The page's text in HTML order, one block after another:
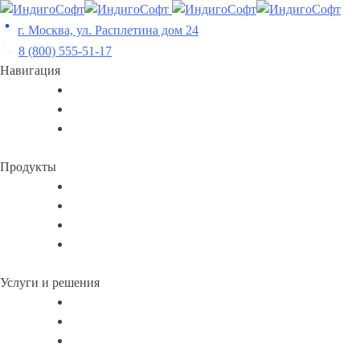
Skip
to
content
г. Москва, ул. Расплетина дом 24
8 (800) 555-51-17
Навигация
Продукты
Услуги и решения